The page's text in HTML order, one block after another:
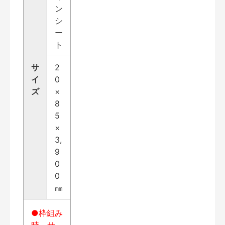
ン
シ
ー
ト
サ
イ
ズ
2
0
×
8
5
×
3,
9
0
0
㎜
●枠組み